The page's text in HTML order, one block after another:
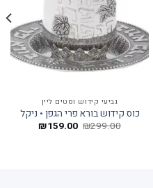
גביעי קידוש וסטים ליין
כוס קידוש בורא פרי הגפן • ניקל
₪299.00 המחיר ₪159.00 המחיר